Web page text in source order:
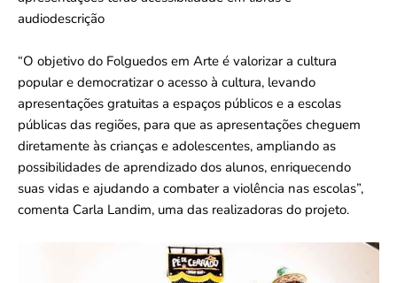
audiodescrição
“O objetivo do Folguedos em Arte é valorizar a cultura
popular e democratizar o acesso à cultura, levando
apresentações gratuitas a espaços públicos e a escolas
públicas das regiões, para que as apresentações cheguem
diretamente às crianças e adolescentes, ampliando as
possibilidades de aprendizado dos alunos, enriquecendo
suas vidas e ajudando a combater a violência nas escolas”,
comenta Carla Landim, uma das realizadoras do projeto.